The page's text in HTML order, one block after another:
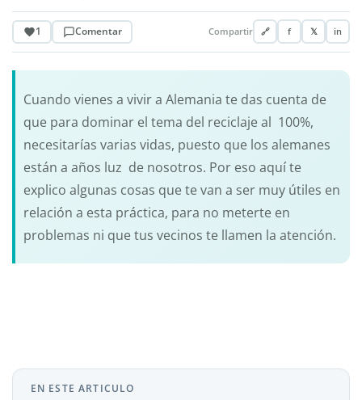
1 Comentar Compartir 🔗 f 𝕏 in
Cuando vienes a vivir a Alemania te das cuenta de
que para dominar el tema del reciclaje al 100%,
necesitarías varias vidas, puesto que los alemanes
están a años luz de nosotros. Por eso aquí te
explico algunas cosas que te van a ser muy útiles en
relación a esta práctica, para no meterte en
problemas ni que tus vecinos te llamen la atención.
EN ESTE ARTICULO